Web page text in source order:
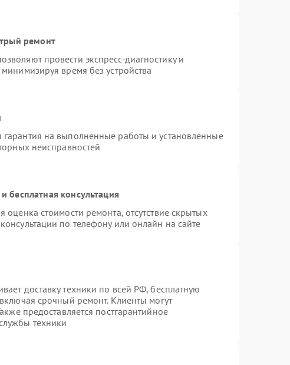
ремонт
провести экспресс-диагностику и
время без устройства
гарантия на выполненные работы и установленные
неисправностей
бесплатная консультация
стоимости ремонта, отсутствие скрытых
по телефону или онлайн на сайте
доставку техники по всей РФ, бесплатную
срочный ремонт. Клиенты могут
предоставляется постгарантийное
техники